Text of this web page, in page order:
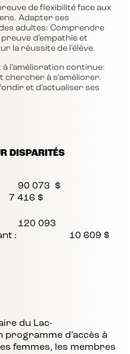
de flexibilité face aux
Adapter ses
adultes: Comprendre
d’empathie et
la réussite de l’élève.
l’amélioration continue:
chercher à s’améliorer.
et d’actualiser ses
DISPARITÉS
90 073 $
416 $
093
: 10 609 $
du Lac-
programme d’accès à
femmes, les membres